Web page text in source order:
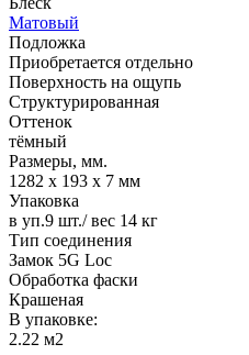
Матовый
Подложка
Приобретается отдельно
Поверхность на ощупь
Структурированная
Оттенок
тёмный
Размеры, мм.
1282 х 193 х 7 мм
Упаковка
в уп.9 шт./ вес 14 кг
Тип соединения
Замок 5G Loc
Обработка фаски
Крашеная
В упаковке:
2.22 м2